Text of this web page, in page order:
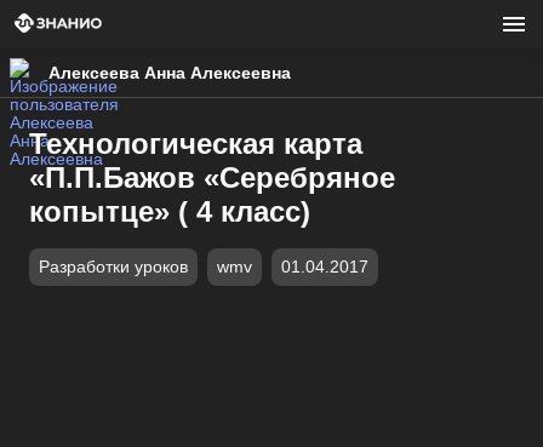
Алексеева Анна Алексеевна
Технологическая карта
«П.П.Бажов «Серебряное
копытце» ( 4 класс)
Разработки уроков wmv 01.04.2017